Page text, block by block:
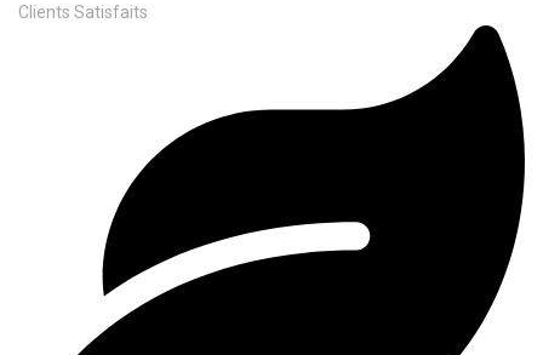
Clients Satisfaits